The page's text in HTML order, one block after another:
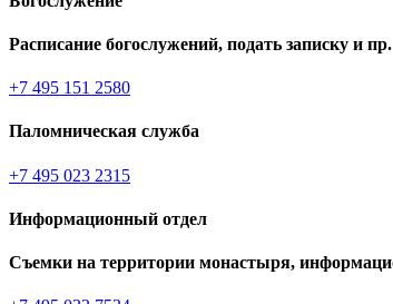
Расписание богослужений, подать записку и пр.
+7 495 151 2580
Паломническая служба
+7 495 023 2315
Информационный отдел
Съемки на территории монастыря,